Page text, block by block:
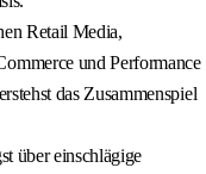
Retail Media,
und Performance
das Zusammenspiel
über einschlägige